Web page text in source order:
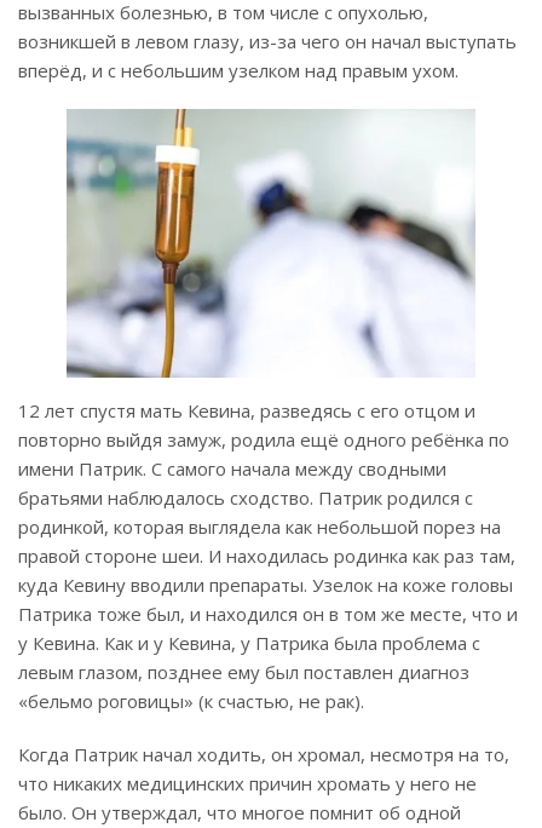
вызванных болезнью, в том числе с опухолью,
возникшей в левом глазу, из-за чего он начал выступать
вперёд, и с небольшим узелком над правым ухом.
12 лет спустя мать Кевина, разведясь с его отцом и
повторно выйдя замуж, родила ещё одного ребёнка по
имени Патрик. С самого начала между сводными
братьями наблюдалось сходство. Патрик родился с
родинкой, которая выглядела как небольшой порез на
правой стороне шеи. И находилась родинка как раз там,
куда Кевину вводили препараты. Узелок на коже головы
Патрика тоже был, и находился он в том же месте, что и
у Кевина. Как и у Кевина, у Патрика была проблема с
левым глазом, позднее ему был поставлен диагноз
«бельмо роговицы» (к счастью, не рак).
Когда Патрик начал ходить, он хромал, несмотря на то,
что никаких медицинских причин хромать у него не
было. Он утверждал, что многое помнит об одной